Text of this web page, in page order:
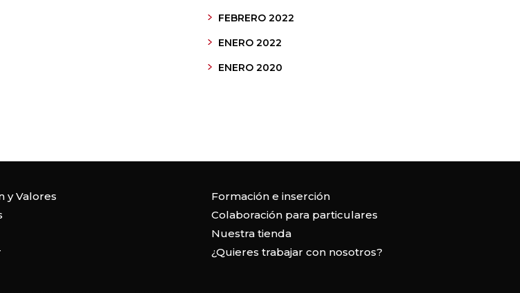
FEBRERO 2022
ENERO 2022
ENERO 2020
y Valores
Formación e inserción
Colaboración para particulares
Nuestra tienda
¿Quieres trabajar con nosotros?